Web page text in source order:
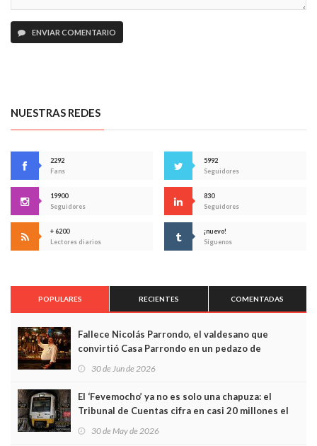
ENVIAR COMENTARIO
NUESTRAS REDES
2292
Fans
5992
Seguidores
19900
Seguidores
830
Seguidores
+ 6200
Lectores diarios
¡nuevo!
Síguenos
POPULARES RECIENTES COMENTADAS
Fallece Nicolás Parrondo, el valdesano que
convirtió Casa Parrondo en un pedazo de
Asturias en Madrid
30 de Jun de 2026
El ‘Fevemocho’ ya no es solo una chapuza: el
Tribunal de Cuentas cifra en casi 20 millones el
sobrecoste de los trenes que no cabían por los
30 de May de 2026